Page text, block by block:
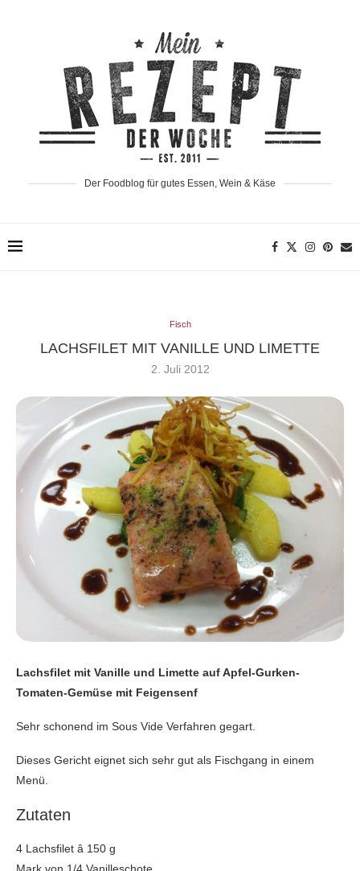
Der Foodblog für gutes Essen, Wein & Käse
Fisch
LACHSFILET MIT VANILLE UND LIMETTE
2. Juli 2012
Lachsfilet mit Vanille und Limette auf Apfel-Gurken-
Tomaten-Gemüse mit Feigensenf
Sehr schonend im Sous Vide Verfahren gegart.
Dieses Gericht eignet sich sehr gut als Fischgang in einem
Menü.
Zutaten
4 Lachsfilet â 150 g
Mark von 1/4 Vanilleschote